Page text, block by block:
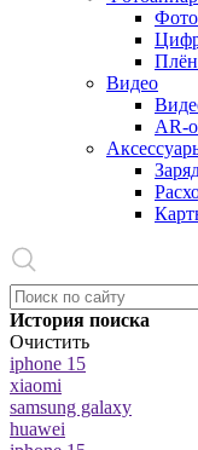
Видео
AR-
История поиска
Очистить
iphone 15
xiaomi
samsung galaxy
huawei